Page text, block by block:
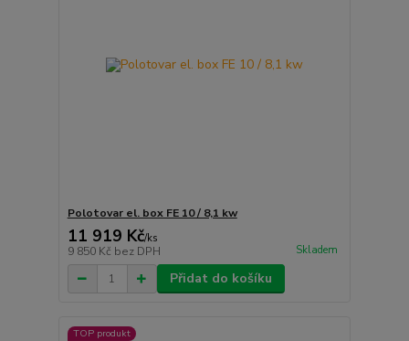
Polotovar el. box FE 10 / 8,1 kw
11 919 Kč/ks
9 850 Kč bez DPH Skladem
Přidat do košíku
TOP produkt